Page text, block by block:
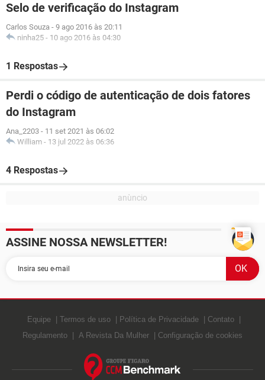
Selo de verificação do Instagram
Carlos Souza - 9 ago 2016 às 20:11
ninha25 - 10 ago 2016 às 04:30
1 Respostas
Perdi o código de autenticação de dois fatores
do Instagram
Ana_2203 - 11 set 2021 às 06:02
William - 13 jul 2022 às 06:36
4 Respostas
ASSINE NOSSA NEWSLETTER!
Equipe Termos de uso Política de Privacidade
Contato
Regulamento
A Revista Da Mulher Configuração de cookies